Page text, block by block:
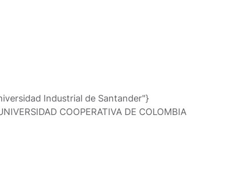
Industrial de Santander"}
COOPERATIVA DE COLOMBIA